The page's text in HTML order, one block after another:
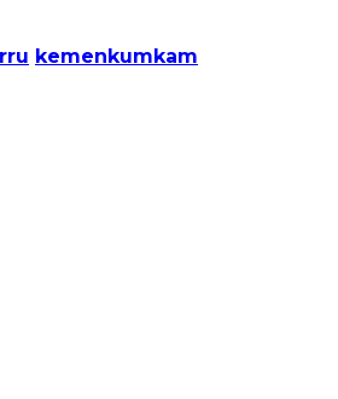
kemenkumkam